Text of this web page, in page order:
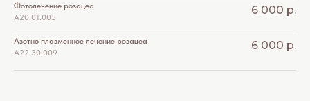
Фотолечение розацеа
A20.01.005 *5300
6 000 р.
Азотно плазменное лечение розацеа
А22.30.009 *5301
6 000 р.